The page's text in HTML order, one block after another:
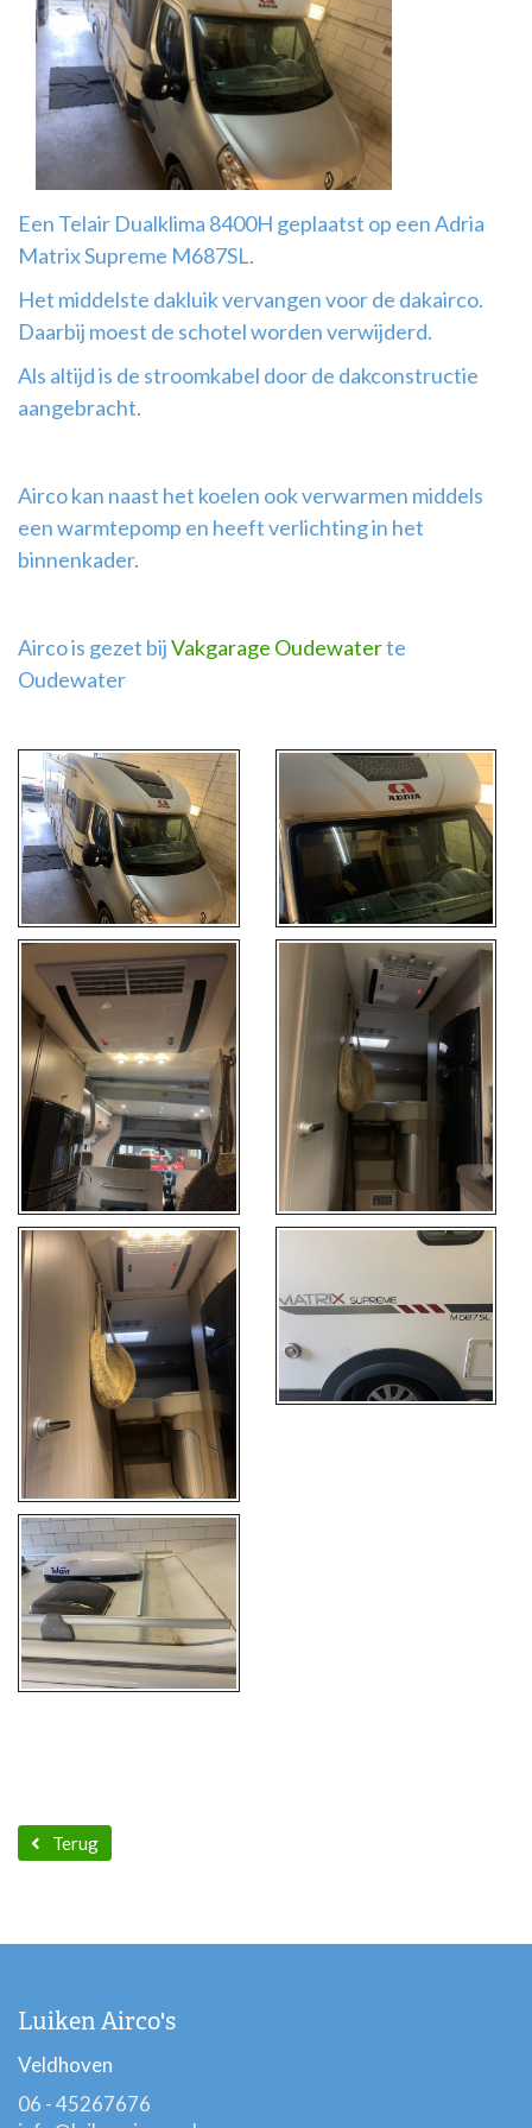
Airco
montage
Een Telair Dualklima 8400H geplaatst op een Adria
Matrix Supreme M687SL.
Het middelste dakluik vervangen voor de dakairco.
Daarbij moest de schotel worden verwijderd.
Als altijd is de stroomkabel door de dakconstructie
aangebracht.
Airco kan naast het koelen ook verwarmen middels
een warmtepomp en heeft verlichting in het
binnenkader.
Airco is gezet bijVakgarage Oudewaterte
Oudewater
Terug
Luiken Airco's
Veldhoven
06 - 45267676